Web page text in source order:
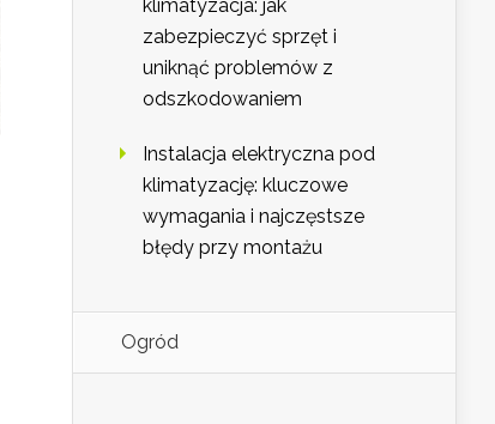
klimatyzacja: jak
zabezpieczyć sprzęt i
uniknąć problemów z
odszkodowaniem
Instalacja elektryczna pod
klimatyzację: kluczowe
wymagania i najczęstsze
błędy przy montażu
Ogród